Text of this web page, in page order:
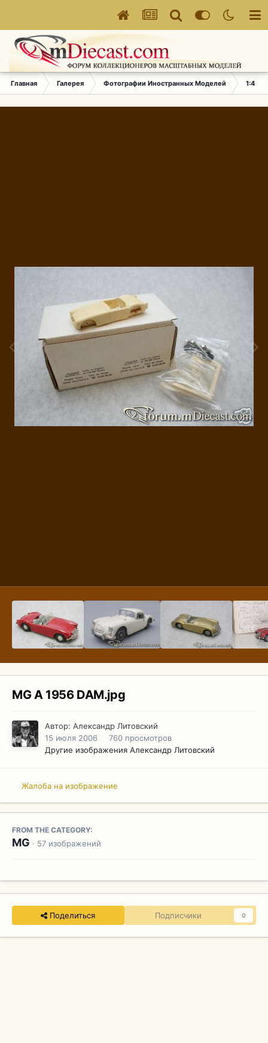
Главная Галерея Фотографии Иностранных Моделей 1:43
MG A 1956 DAM.jpg
Автор: Александр Литовский
15 июля 2006
760 просмотров
Другие изображения Александр Литовский
Жалоба на изображение
FROM THE CATEGORY:
MG · 57 изображений
Поделиться Подписчики 0